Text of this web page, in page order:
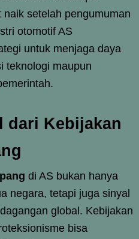
setelah pengumuman
otomotif AS
untuk menjaga daya
teknologi maupun
dari Kebijakan
di AS bukan hanya
negara, tetapi juga sinyal
global. Kebijakan
bisa